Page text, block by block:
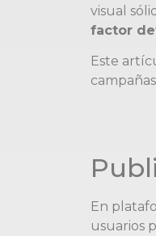
visual
factor
Este
En
usuarios